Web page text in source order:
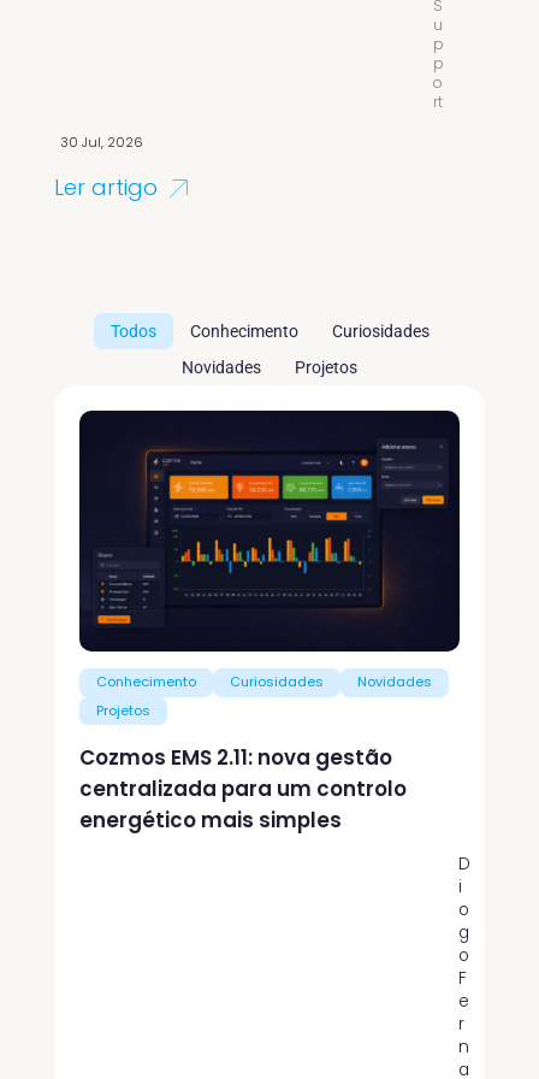
S
u
p
p
o
rt
30 Jul, 2026
Ler artigo
Conhecimento
Curiosidades
Novidades
Projetos
Todos
Conhecimento Curiosidades
Novidades
Projetos
Cozmos EMS 2.11: nova gestão
centralizada para um controlo
energético mais simples
D
i
o
g
o
F
e
r
n
a